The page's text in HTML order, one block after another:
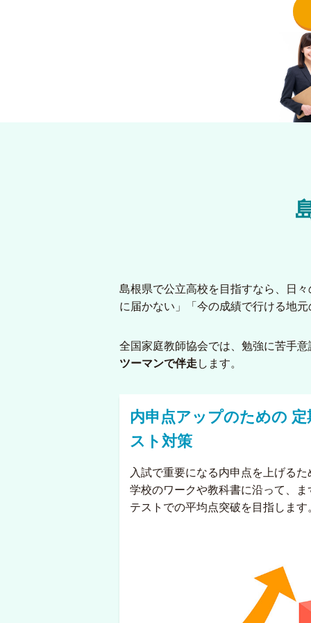
島根県で公立高校を目指すなら、日
に届かない」「今の成績で行ける地
全国家庭教師協会では、勉強に苦手
ツーマンで伴走 します。
内申点アップのための 定
スト対策
入試で重要になる内申点を上げるた
学校のワークや教科書に沿って、ま
テストでの平均点突破を目指します